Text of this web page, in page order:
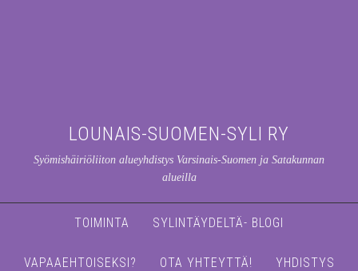
LOUNAIS-SUOMEN-SYLI RY
Syömishäiriöliiton alueyhdistys Varsinais-Suomen ja Satakunnan
alueilla
TOIMINTA SYLINTÄYDELTÄ- BLOGI
VAPAAEHTOISEKSI? OTA YHTEYTTÄ! YHDISTYS